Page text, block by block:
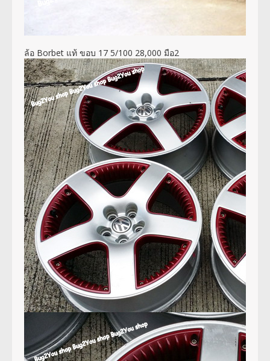
ล้อ Borbet แท้ ขอบ 17 5/100 28,000 มือ2